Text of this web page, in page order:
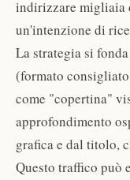
indirizzare migliaia
un'intenzione di
La strategia si
(formato
come "copertina"
approfondimento
grafica e dal titolo,
Questo traffico può